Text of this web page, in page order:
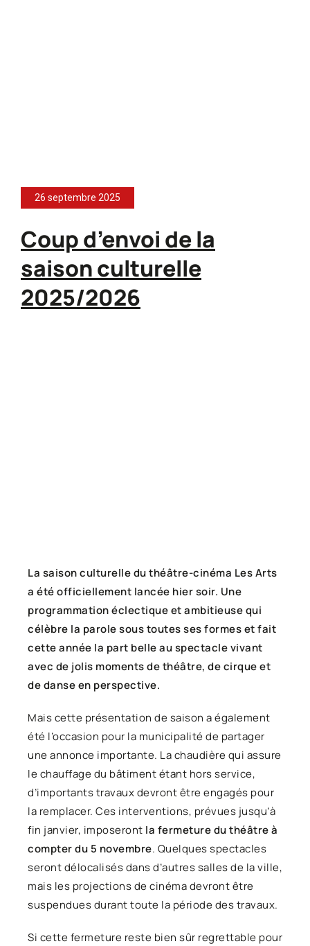
26 septembre 2025
Coup d’envoi de la
saison culturelle
2025/2026
La saison culturelle du théâtre-cinéma Les Arts
a été officiellement lancée hier soir. Une
programmation éclectique et ambitieuse qui
célèbre la parole sous toutes ses formes et fait
cette année la part belle au spectacle vivant
avec de jolis moments de théâtre, de cirque et
de danse en perspective.
Mais cette présentation de saison a également
été l’occasion pour la municipalité de partager
une annonce importante. La chaudière qui assure
le chauffage du bâtiment étant hors service,
d’importants travaux devront être engagés pour
la remplacer. Ces interventions, prévues jusqu’à
fin janvier, imposeront la fermeture du théâtre à
compter du 5 novembre. Quelques spectacles
seront délocalisés dans d’autres salles de la ville,
mais les projections de cinéma devront être
suspendues durant toute la période des travaux.
Si cette fermeture reste bien sûr regrettable pour